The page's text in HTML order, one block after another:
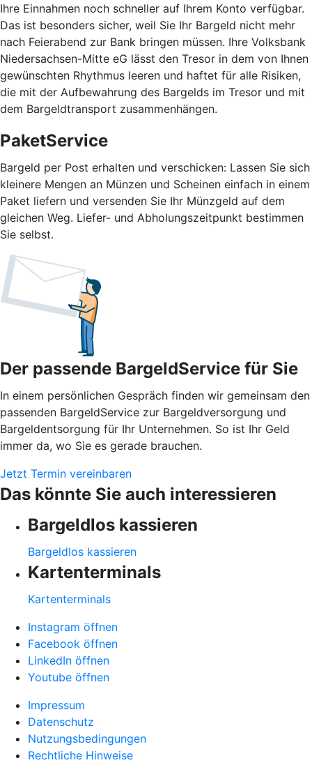
Ihre Einnahmen noch schneller auf Ihrem Konto verfügbar.
Das ist besonders sicher, weil Sie Ihr Bargeld nicht mehr
nach Feierabend zur Bank bringen müssen. Ihre Volksbank
Niedersachsen-Mitte eG lässt den Tresor in dem von Ihnen
gewünschten Rhythmus leeren und haftet für alle Risiken,
die mit der Aufbewahrung des Bargelds im Tresor und mit
dem Bargeldtransport zusammenhängen.
PaketService
Bargeld per Post erhalten und verschicken: Lassen Sie sich
kleinere Mengen an Münzen und Scheinen einfach in einem
Paket liefern und versenden Sie Ihr Münzgeld auf dem
gleichen Weg. Liefer- und Abholungszeitpunkt bestimmen
Sie selbst.
Der passende BargeldService für Sie
In einem persönlichen Gespräch finden wir gemeinsam den
passenden BargeldService zur Bargeldversorgung und
Bargeldentsorgung für Ihr Unternehmen. So ist Ihr Geld
immer da, wo Sie es gerade brauchen.
Jetzt Termin vereinbaren
Das könnte Sie auch interessieren
Bargeldlos kassieren
Bargeldlos kassieren
Kartenterminals
Kartenterminals
Instagram öffnen
Facebook öffnen
LinkedIn öffnen
Youtube öffnen
Impressum
Datenschutz
Nutzungsbedingungen
Rechtliche Hinweise